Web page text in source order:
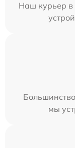
Наш курьер в
мы